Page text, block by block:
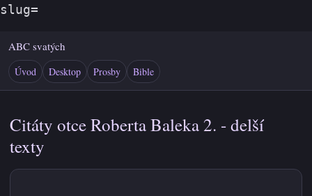
slug=
ABC svatých
Úvod Desktop Prosby Bible
Citáty otce Roberta Baleka 2. - delší
texty